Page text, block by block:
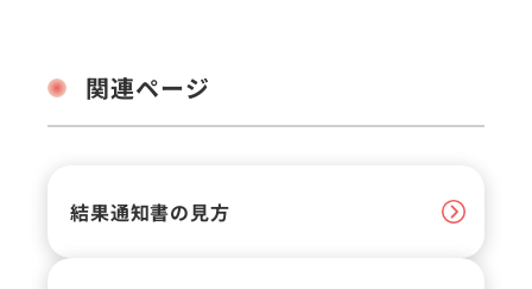
関連ページ
結果通知書の見方